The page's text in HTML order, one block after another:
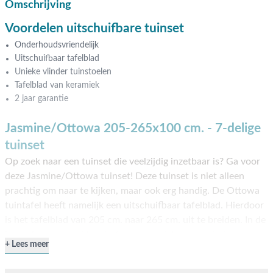
Omschrijving
Voordelen uitschuifbare tuinset
Onderhoudsvriendelijk
Uitschuifbaar tafelblad
Unieke vlinder tuinstoelen
Tafelblad van keramiek
2 jaar garantie
Jasmine/Ottowa 205-265x100 cm. - 7-delige
tuinset
Op zoek naar een tuinset die veelzijdig inzetbaar is? Ga voor
deze Jasmine/Ottowa tuinset! Deze tuinset is niet alleen
prachtig om naar te kijken, maar ook erg handig. De Ottowa
tuintafel heeft namelijk een uitschuifbaar tafelblad. Hierdoor
uitgeschoven wel 8! De Jasmine tuinstoelen maken dit plaatje
Lees meer